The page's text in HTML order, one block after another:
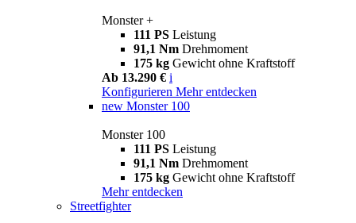
Monster +
111 PS Leistung
91,1 Nm Drehmoment
175 kg Gewicht ohne Kraftstoff
Ab 13.290 € i
Konfigurieren Mehr entdecken
new Monster 100
Monster 100
111 PS Leistung
91,1 Nm Drehmoment
175 kg Gewicht ohne Kraftstoff
Mehr entdecken
Streetfighter